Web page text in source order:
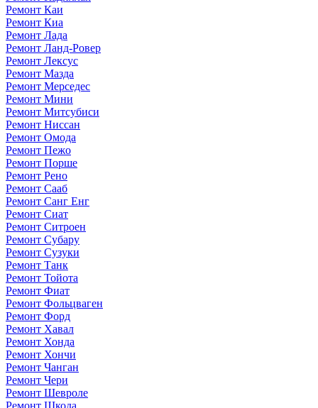
Ремонт Каи
Ремонт Киа
Ремонт Лада
Ремонт Ланд-Ровер
Ремонт Лексус
Ремонт Мазда
Ремонт Мерседес
Ремонт Мини
Ремонт Митсубиси
Ремонт Ниссан
Ремонт Омода
Ремонт Пежо
Ремонт Порше
Ремонт Рено
Ремонт Сааб
Ремонт Санг Енг
Ремонт Сиат
Ремонт Ситроен
Ремонт Субару
Ремонт Сузуки
Ремонт Танк
Ремонт Тойота
Ремонт Фиат
Ремонт Фольцваген
Ремонт Форд
Ремонт Хавал
Ремонт Хонда
Ремонт Хончи
Ремонт Чанган
Ремонт Чери
Ремонт Шевроле
Ремонт Шкода